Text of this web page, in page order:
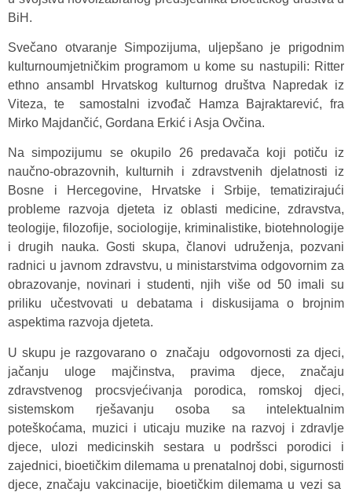
BiH.
Svečano otvaranje Simpozijuma, uljepšano je prigodnim
kulturnoumjetničkim programom u kome su nastupili: Ritter
ethno ansambl Hrvatskog kulturnog društva Napredak iz
Viteza, te samostalni izvođač Hamza Bajraktarević, fra
Mirko Majdančić, Gordana Erkić i Asja Ovčina.
Na simpozijumu se okupilo 26 predavača koji potiču iz
naučno-obrazovnih, kulturnih i zdravstvenih djelatnosti iz
Bosne i Hercegovine, Hrvatske i Srbije, tematizirajući
probleme razvoja djeteta iz oblasti medicine, zdravstva,
teologije, filozofije, sociologije, kriminalistike, biotehnologije
i drugih nauka. Gosti skupa, članovi udruženja, pozvani
radnici u javnom zdravstvu, u ministarstvima odgovornim za
obrazovanje, novinari i studenti, njih više od 50 imali su
priliku učestvovati u debatama i diskusijama o brojnim
aspektima razvoja djeteta.
U skupu je razgovarano o značaju odgovornosti za djeci,
jačanju uloge majčinstva, pravima djece, značaju
zdravstvenog procsvjećivanja porodica, romskoj djeci,
sistemskom rješavanju osoba sa intelektualnim
poteškoćama, muzici i uticaju muzike na razvoj i zdravlje
djece, ulozi medicinskih sestara u podršsci porodici i
zajednici, bioetičkim dilemama u prenatalnoj dobi, sigurnosti
djece, značaju vakcinacije, bioetičkim dilemama u vezi sa